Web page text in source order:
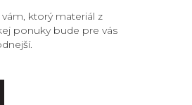
ktorý materiál z
ponuky bude pre vás